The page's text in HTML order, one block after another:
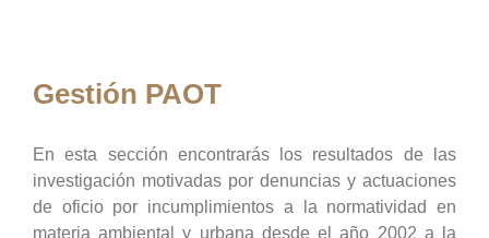
Gestión PAOT
En esta sección encontrarás los resultados de las
investigación motivadas por denuncias y actuaciones
de oficio por incumplimientos a la normatividad en
materia ambiental y urbana desde el año 2002 a la